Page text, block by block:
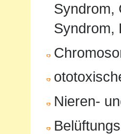
Syndrom,
Syndrom,
Nieren-